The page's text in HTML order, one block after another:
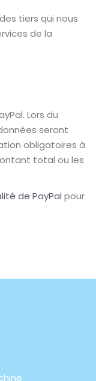
tiers qui nous
de la
Lors du
seront
obligatoires à
total ou les
de PayPal pour